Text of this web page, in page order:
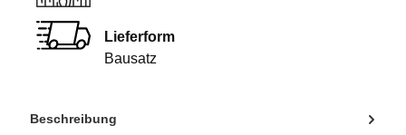
Lieferform
Bausatz
Beschreibung